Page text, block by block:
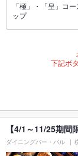
「極」・「皇」コ
ップ
下記ボ
【4/1～11/25期
ダイニングバー・バル